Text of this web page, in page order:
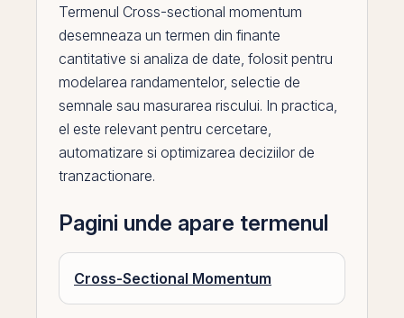
Termenul Cross-sectional momentum
desemneaza un termen din finante
cantitative si analiza de date, folosit pentru
modelarea randamentelor, selectie de
semnale sau masurarea riscului. In practica,
el este relevant pentru cercetare,
automatizare si optimizarea deciziilor de
tranzactionare.
Pagini unde apare termenul
Cross-Sectional Momentum